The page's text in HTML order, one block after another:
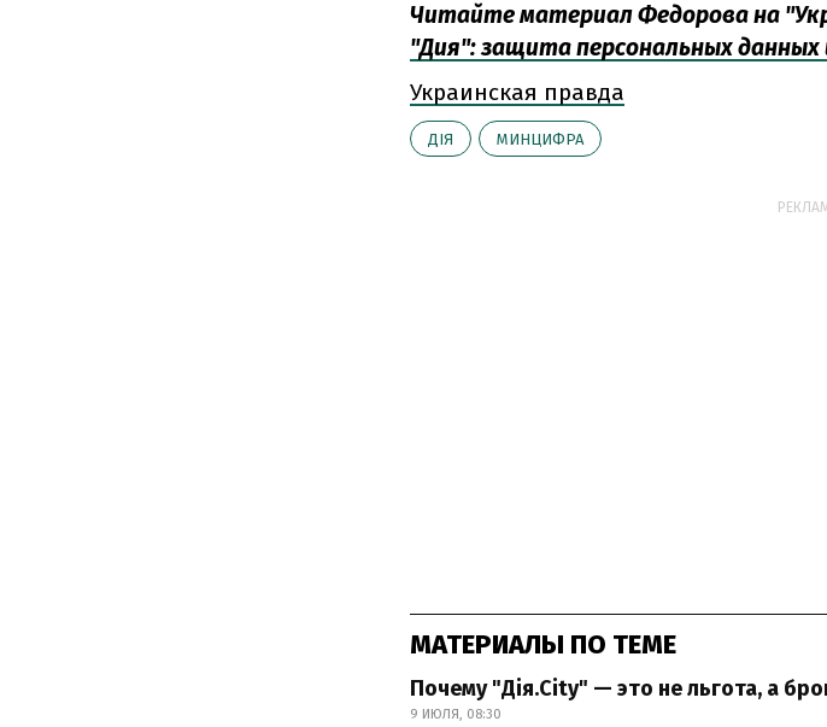
Читайте материал Федорова на
"Дия": защита персональных данных
Украинская правда
ДІЯ МИНЦИФРА
МАТЕРИАЛЫ ПО ТЕМЕ
Почему "Дія.City" — это не льгота, а
9 ИЮЛЯ, 08:30